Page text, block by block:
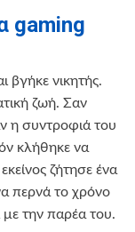
gaming
βγήκε νικητής.
ζωή. Σαν
η συντροφιά του
κλήθηκε να
ζήτησε ένα
περνά το χρόνο
με την παρέα του.